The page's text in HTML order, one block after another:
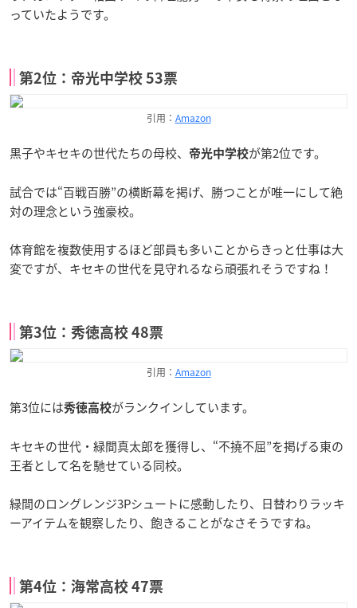
っていたようです。
第2位：帝光中学校 53票
引用： Amazon
黒子やキセキの世代たちの母校、 帝光中学校が第2位です。
試合では“百戦百勝”の横断幕を掲げ、勝つことが唯一にして絶
対の理念という強豪校。
体育館を複数使用するほど部員も多いことからきっと仕事は大
変ですが、キセキの世代を見守れるなら頑張れそうですね！
第3位：秀徳高校 48票
引用： Amazon
第3位には秀徳高校がランクインしています。
キセキの世代・緑間真太郎を獲得し、“不撓不屈”を掲げる東の
王者として名を馳せている同校。
緑間のロングレンジ3Pシュートに感動したり、日替わりラッキ
ーアイテムを観察したり、飽きることがなさそうですね。
第4位：海常高校 47票